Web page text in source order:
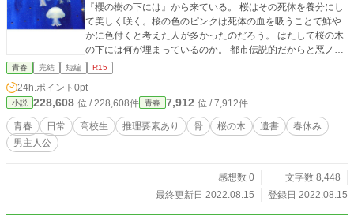
『櫻の樹の下には』から来ている。 桜はその死体を養分にし
て美しく咲く。桜の色のピンクは死体の血を吸うことで鮮や
かに色付くと考えた人が多かったのだろう。 はたして桜の木
の下には何が埋まっているのか。 都市伝説的だからと悪ノリ
する高校生たちが挑む春休みの出来事。
青春 完結 短編 R15
24h.ポイント 0pt
小説 228,608 位 / 228,608件 青春 7,912 位 / 7,912件
青春 日常 高校生 推理要素あり 骨 桜の木 遺書
春休み
男主人公
感想数 0
文字数 8,448
最終更新日 2022.08.15
登録日 2022.08.15